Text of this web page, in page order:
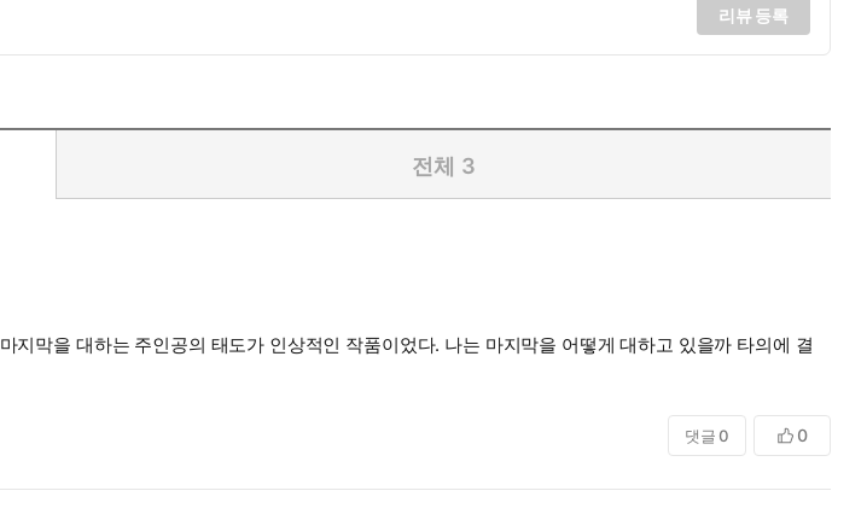
리뷰 등록
전체 3
막을 대하는 주인공의 태도가 인상적인 작품이었다. 나는 마지막을 어떻게 대하고 있을까 타의에 결
댓글 0 0